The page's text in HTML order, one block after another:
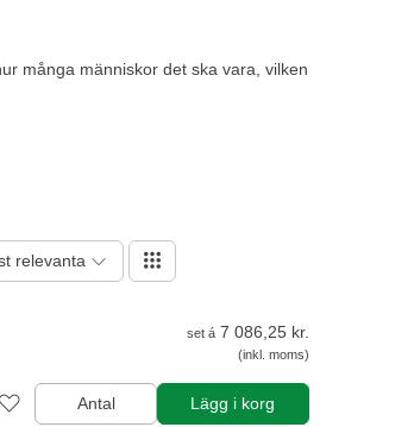
många människor det ska vara, vilken
relevanta
set á 7 086,25 kr.
(inkl. moms)
Antal Lägg i korg